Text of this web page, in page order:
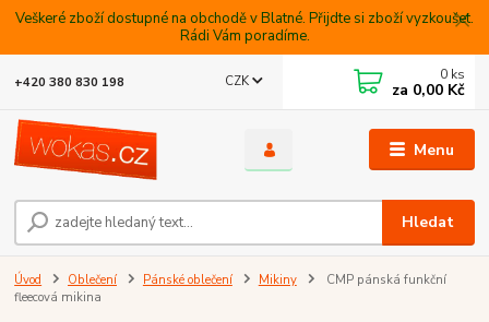
Veškeré zboží dostupné na obchodě v Blatné. Přijdte si zboží vyzkoušet.
Rádi Vám poradíme.
Menu
CZK
Hledat
+420 380 830 198 0 ks
za 0,00 Kč
Úvod Oblečení Pánské oblečení Mikiny
CMP pánská funkční
fleecová mikina